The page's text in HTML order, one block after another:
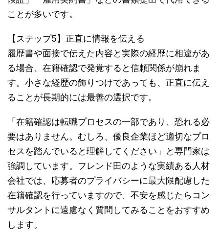
ことが多いです。
【ステップ5】正直に情報を伝える
履歴書や面接で伝えた内容と実際の経歴に相違があ
る場合、在籍確認で発覚すると信頼関係が崩れま
す。小さな経歴の飾りつけであっても、正直に伝え
ることが長期的には最善の選択です。
「在籍確認は転職プロセスの一部であり、恐れる必
要はありません。むしろ、優良企業ほど適切なプロ
セスを踏んでいると理解してください」と専門家は
強調しています。フレンド田のような実績ある人材
会社では、応募者のプライバシーに最大限配慮した
在籍確認を行っていますので、不安を感じたらコン
サルタントに遠慮なく質問してみることをおすすめ
します。